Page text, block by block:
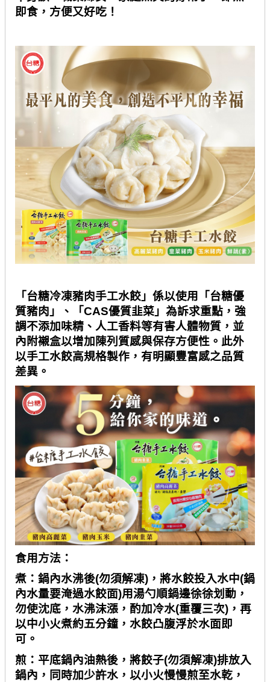
即食，方便又好吃！
「台糖冷凍豬肉手工水餃」係以使用「台糖優
質豬肉」、「CAS優質韭菜」為訴求重點，強
調不添加味精、人工香料等有害人體物質，並
內附襯盒以增加陳列質感與保存方便性。此外
以手工水餃高規格製作，有明顯豐富感之品質
差異。
食用方法：
煮：鍋內水沸後(勿須解凍)，將水餃投入水中(鍋
內水量要淹過水餃面)用湯勺順鍋邊徐徐划動，
勿使沈底，水沸沫漲，酌加冷水(重覆三次)，再
以中小火煮約五分鐘，水餃凸腹浮於水面即
可。
煎：平底鍋內油熱後，將餃子(勿須解凍)排放入
鍋內，同時加少許水，以小火慢慢煎至水乾，